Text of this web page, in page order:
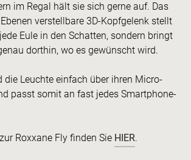
im Regal hält sie sich gerne auf. Das
verstell­bare 3D-Kopfgelenk stellt
Eule in den Schatten, sondern bringt
dorthin, wo es gewünscht wird.
die Leuchte einfach über ihren Micro-
passt somit an fast jedes Smartphone-
Roxxane Fly finden Sie HIER.